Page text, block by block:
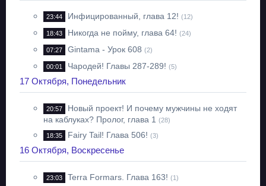
23:44 Инфицированный, глава 12! (12)
18:43 Никогда не пойму, глава 64! (24)
07:27 Gintama - Урок 608 (2)
00:01 Чародей! Главы 287-289! (5)
17 Октября, Понедельник
20:57
Новый проект! И почему мужчины не ходят
на каблуках? Пролог, глава 1 (28)
18:35 Fairy Tail! Глава 506! (3)
16 Октября, Воскресенье
23:03 Terra Formars. Глава 163! (1)